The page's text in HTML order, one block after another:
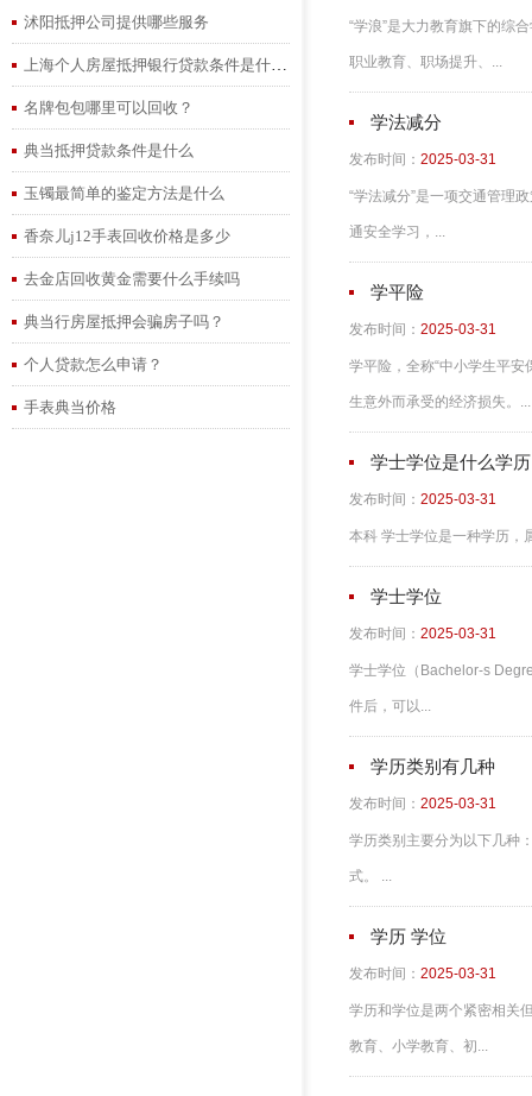
沭阳抵押公司提供哪些服务
名牌包包哪里可以回收？
典当抵押贷款条件是什么
玉镯最简单的鉴定方法是什么
香奈儿j12手表回收价格是多少
去金店回收黄金需要什么手续吗
典当行房屋抵押会骗房子吗？
个人贷款怎么申请？
手表典当价格
“学浪”是大力教育旗下的综
职业教育、职场提升、...
学法减分
发布时间： 2025-03-31
“学法减分”是一项交通管理
通安全学习，...
学平险
发布时间： 2025-03-31
学平险，全称“中小学生平
生意外而承受的经济损失。...
学士学位是什么学历
发布时间： 2025-03-31
本科 学士学位是一种学历，
学士学位
发布时间： 2025-03-31
学士学位（Bachelor-s
件后，可以...
学历类别有几种
发布时间： 2025-03-31
学历类别主要分为以下几种
式。 ...
学历 学位
发布时间： 2025-03-31
学历和学位是两个紧密相关
教育、小学教育、初...